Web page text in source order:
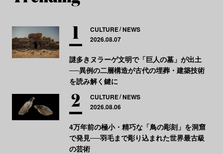
CULTURE NEWS
2026.08.07
謎多きヌラーゲ文明で「巨人の墓」が出土
──異例の二層構造が古代の埋葬・建築技術
を読み解く鍵に
CULTURE NEWS
2026.08.06
4万年前の極小・精巧な「鳥の彫刻」を洞窟
で発見──羽毛まで彫り込まれた世界最古級
の芸術